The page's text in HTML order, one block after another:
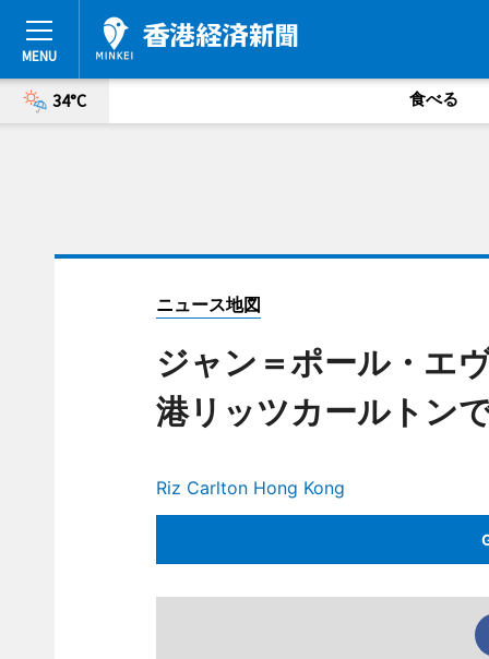
34°C 食べる
ニュース地図
ジャン＝ポール・エ
港リッツカールトン
Riz Carlton Hong Kong